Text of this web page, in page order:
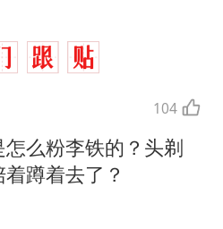
104
么粉李铁的？头剃
蹲着去了？